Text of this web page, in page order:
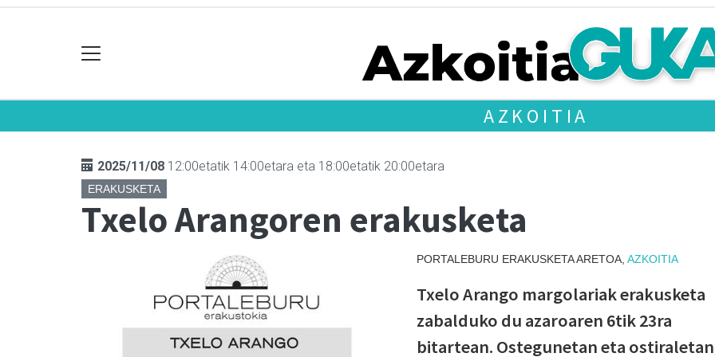
AZKOITIA
2025/11/08 12:00etatik 14:00etara eta 18:00etatik 20:00etara
ERAKUSKETA
Txelo Arangoren erakusketa
PORTALEBURU ERAKUSKETA ARETOA, AZKOITIA
Txelo Arango margolariak erakusketa
zabalduko du azaroaren 6tik 23ra
bitartean. Ostegunetan eta